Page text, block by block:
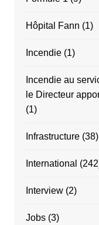
Hôpital Fann (1)
Incendie(1)
Incendie au
le Directeur
(1)
Infrastructure(38)
International
Interview(2)
Jobs(3)